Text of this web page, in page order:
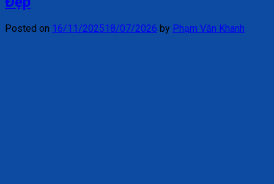
Posted on 16/11/202518/07/2026 by Phạm Văn Khanh